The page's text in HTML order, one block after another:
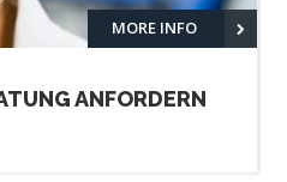
MORE INFO
ANFORDERN